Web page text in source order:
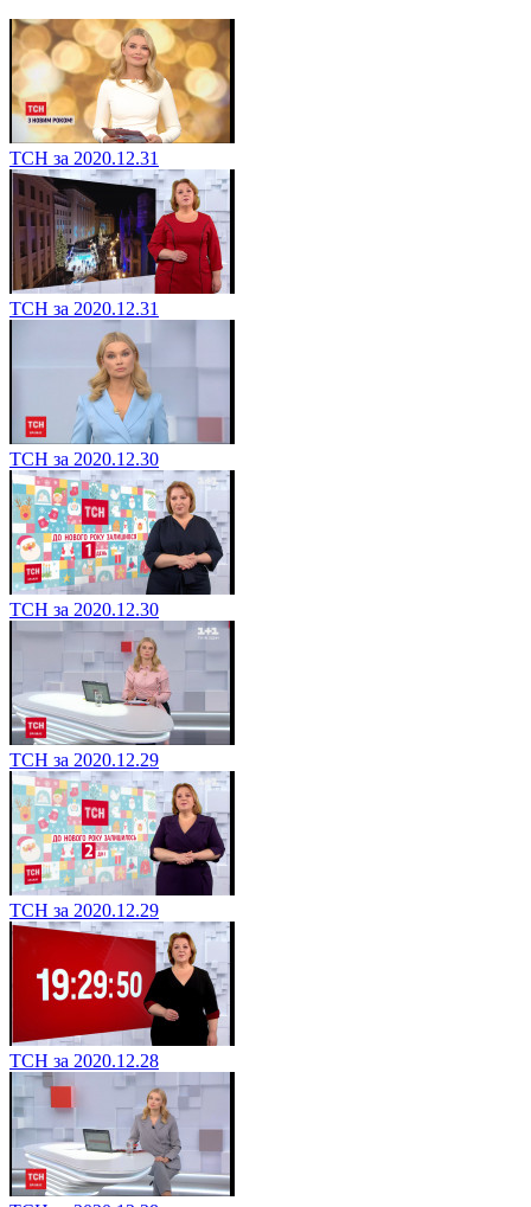
ТСН за 2020.12.31
ТСН за 2020.12.31
ТСН за 2020.12.30
ТСН за 2020.12.30
ТСН за 2020.12.29
ТСН за 2020.12.29
ТСН за 2020.12.28